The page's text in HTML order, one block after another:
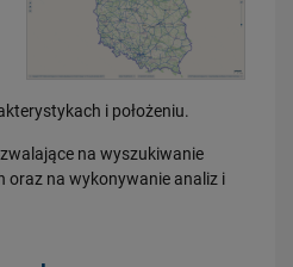
i położeniu.
na wyszukiwanie
oraz na wykonywanie analiz i
S.A.